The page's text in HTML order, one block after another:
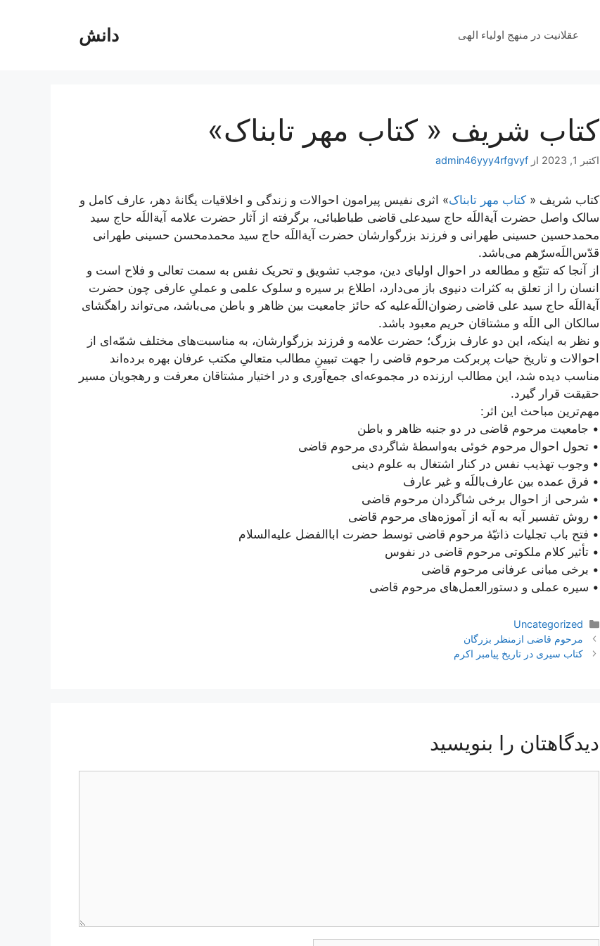
دانش عقلانیت در منهج اولیاء الهی
کتاب شریف « کتاب مهر تابناک»
اکتبر 1, 2023 از admin46yyy4rfgvyf
کتاب شریف « کتاب مهر تابناک» اثری نفیس پیرامون احوالات و زندگی و اخلاقیات یگانۀ دهر، عارف کامل و
سالک واصل حضرت آیة‌اللَه حاج سیدعلی قاضی طباطبائی، برگرفته از آثار حضرت علامه آیة‌اللَه حاج سید
محمدحسین حسینی طهرانی و فرزند بزرگوارشان حضرت آیة‌اللَه حاج سید محمدمحسن حسینی طهرانی
قدّس‌اللَه‌سرّهم می‌باشد.
از آنجا که تتبّع و مطالعه در احوال اولیای دین، موجب تشویق و تحریک نفس به سمت تعالی و فلاح است و
انسان را از تعلق به کثرات دنیوی باز می‌دارد، اطلاع بر سیره و سلوک علمی و عملیِ عارفی چون حضرت
آیة‌اللَه حاج سید علی قاضی رضوان‌اللَه‌علیه که حائز جامعیت بین ظاهر و باطن می‌باشد، می‌تواند راهگشای
سالکان الی اللَه و مشتاقان حریم معبود باشد.
و نظر به اینکه، این دو عارف بزرگ؛ حضرت علامه و فرزند بزرگوارشان، به مناسبت‌های مختلف شمّه‌ای از
احوالات و تاریخ حیات پربرکت مرحوم قاضی را جهت تبیینِ مطالب متعالیِ مکتب عرفان بهره‌ برده‌اند
مناسب دیده شد، این مطالب ارزنده در مجموعه‌ای جمع‌آوری و در اختیار مشتاقان معرفت و رهجویان مسیر
حقیقت قرار گیرد.
مهم‌ترین مباحث این اثر:
• جامعیت مرحوم قاضی در دو جنبه ظاهر و باطن
• تحول احوال مرحوم خوئی به‌واسطۀ شاگردی مرحوم قاضی
• وجوب تهذیب نفس در کنار اشتغال به علوم دینی
• فرق عمده بین عارف‌باللَه و غیر عارف
• شرحی از احوال برخی شاگردان مرحوم قاضی
• روش تفسیر آیه به آیه از آموزه‌های مرحوم قاضی
• فتح باب تجلیات ذاتیّۀ مرحوم قاضی توسط حضرت اباالفضل علیه‌السلام
• تأثیر کلام ملکوتی مرحوم قاضی در نفوس
• برخی مبانی عرفانی مرحوم قاضی
• سیره عملی و دستورالعمل‌های مرحوم قاضی
دسته‌ها
Uncategorized
ناوبری
نوشته‌ها
مرحوم قاضی ازمنظر بزرگان
کتاب سیری در تاریخ پیامبر اکرم
دیدگاهتان را بنویسید